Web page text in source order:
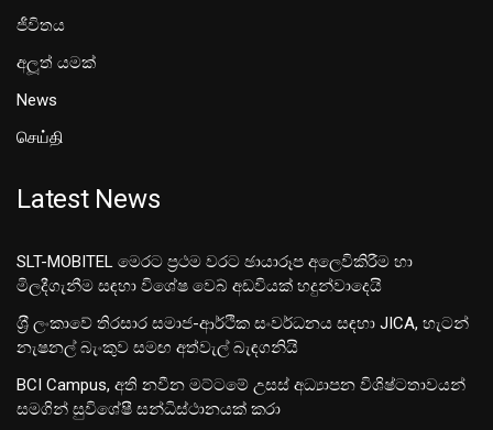
ජීවිතය
අලූත් යමක්
News
செய்தி
Latest News
SLT-MOBITEL මෙරට ප්‍රථම වරට ඡායාරූප අලෙවිකිරීම හා
මිලදීගැනීම සඳහා විශේෂ වෙබ් අඩවියක් හදුන්වාදෙයි
ශ‍්‍රී ලංකාවේ තිරසාර සමාජ-ආර්ථික සංවර්ධනය සඳහා JICA, හැටන්
නැෂනල් බැංකුව සමඟ අත්වැල් බැඳගනියි
BCI Campus, අති නවීන මට්ටමේ උසස් අධ්‍යාපන විශිෂ්ටතාවයන්
සමගින් සුවිශේෂී සන්ධිස්ථානයක් කරා